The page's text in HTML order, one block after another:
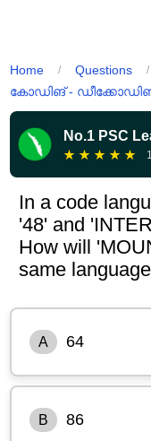
Home / Questions /
കോഡിങ് -
No.1 PSC
★ ★ ★ ★ ★
In a code
'48' and
How will
same
A 64
B 86